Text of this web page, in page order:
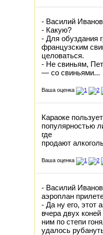
- Василий
- Какую?
- Для обуздания
французским
целоваться.
- Не свиньям,
— со свиньями...
Ваша оценка
Караоке
популярностью
где
продают
Ваша оценка
- Василий
аэроплан
- Да ну его, этот
вчера двух коней
ним по степи
удалось